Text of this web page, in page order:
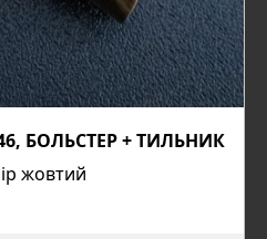
БОЛЬСТЕР + ТИЛЬНИК
жовтий